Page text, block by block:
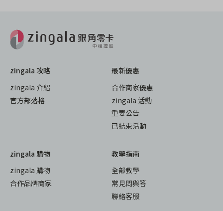
zingala 攻略
zingala 介紹
官方部落格
最新優惠
合作商家優惠
zingala 活動
重要公告
已結束活動
zingala 購物
zingala 購物
合作品牌商家
教學指南
全部教學
常見問與答
聯絡客服